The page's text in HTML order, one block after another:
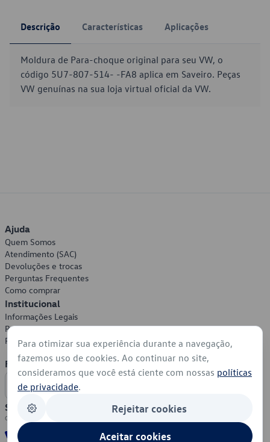
Descrição Características Aplicações
Moldura de Para-choque original para seu VW, o
código 5U7-807-514- -FA8 aplica em Saveiro. Peças
VW genuínas na sua loja virtual oficial da VW.
Ajuda
Quem Somos
Atendimento (SAC)
Devoluções e trocas
Perguntas Frequentes
Como comprar
Institucional
Informações Legais
Política de Privacidade
Política de Cookies
Formas de Pagamento
Segurança
Para otimizar sua experiência durante a navegação,
fazemos uso de cookies. Ao continuar no site,
consideramos que você está ciente com nossas políticas
de privacidade.
Rejeitar cookies
Aceitar cookies